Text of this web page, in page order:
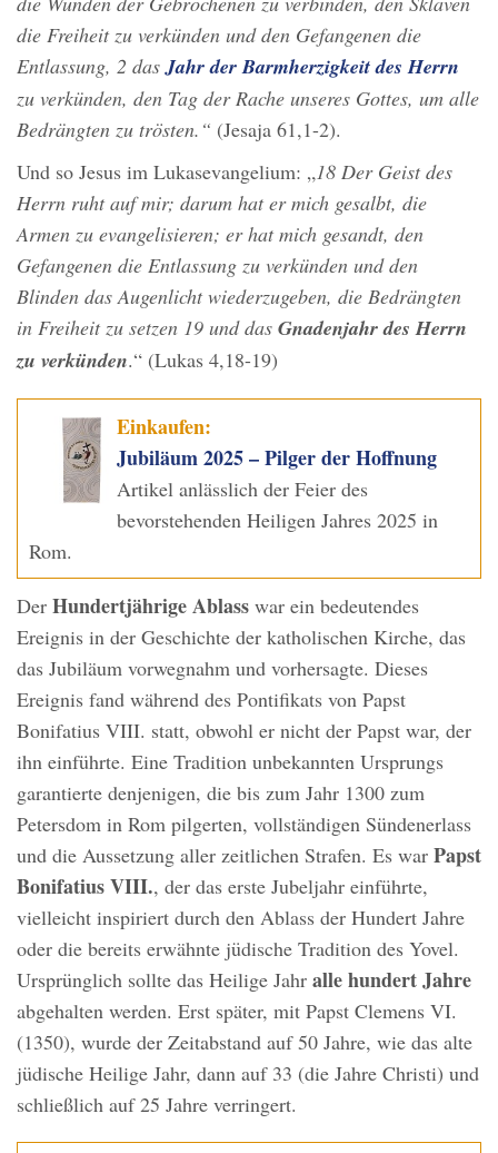
die Freiheit zu verkünden und den Gefangenen die
Entlassung, 2 dasJahr der Barmherzigkeit des Herrn
zu verkünden, den Tag der Rache unseres Gottes, um alle
Bedrängten zu trösten.“ (Jesaja 61,1-2).
Und so Jesus im Lukasevangelium: „18 Der Geist des
Herrn ruht auf mir; darum hat er mich gesalbt, die
Armen zu evangelisieren; er hat mich gesandt, den
Gefangenen die Entlassung zu verkünden und den
Blinden das Augenlicht wiederzugeben, die Bedrängten
in Freiheit zu setzen 19 und das Gnadenjahr des Herrn
zu verkünden.“ (Lukas 4,18-19)
Einkaufen:
Jubiläum 2025 – Pilger der Hoffnung
Artikel anlässlich der Feier des
bevorstehenden Heiligen Jahres 2025 in
Rom.
Der Hundertjährige Ablass war ein bedeutendes
Ereignis in der Geschichte der katholischen Kirche, das
das Jubiläum vorwegnahm und vorhersagte. Dieses
Ereignis fand während des Pontifikats von Papst
Bonifatius VIII. statt, obwohl er nicht der Papst war, der
ihn einführte. Eine Tradition unbekannten Ursprungs
garantierte denjenigen, die bis zum Jahr 1300 zum
Petersdom in Rom pilgerten, vollständigen Sündenerlass
und die Aussetzung aller zeitlichen Strafen. Es war Papst
Bonifatius VIII., der das erste Jubeljahr einführte,
vielleicht inspiriert durch den Ablass der Hundert Jahre
oder die bereits erwähnte jüdische Tradition des Yovel.
Ursprünglich sollte das Heilige Jahr alle hundert Jahre
abgehalten werden. Erst später, mit Papst Clemens VI.
(1350), wurde der Zeitabstand auf 50 Jahre, wie das alte
jüdische Heilige Jahr, dann auf 33 (die Jahre Christi) und
schließlich auf 25 Jahre verringert.